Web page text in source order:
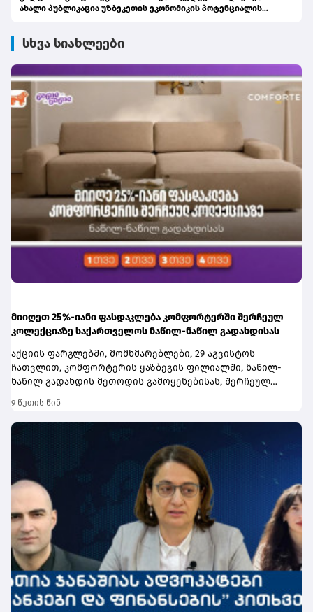
ახალი პუბლიკაცია უზბეკეთის ეკონომიკის პოტენციალის
სხვა სიახლეები
მიიღეთ 25%-იანი ფასდაკლება კომფორტერში შერჩეულ
კოლექციაზე საქართველოს ნაწილ-ნაწილ გადახდისას
აქციის ფარგლებში, მომხმარებლები, 29 აგვისტოს
ჩათვლით, კომფორტერის ყაზბეგის ფილიალში, ნაწილ-
ნაწილ გადახდის მეთოდის გამოყენებისას, შერჩეულ
გავრცელდება.ნაწილ-ნაწილ საქართველოს ბანკის
გადახდის მეთოდია, რომელიც მომხმარებლებს
დღესვე, ხოლო თანხა 4 თვეზე თანაბრად გადაანაწილონ
ისე, რომ პროდუქტის ჯამური ღირებულება არ
გაუძვირდეთ (ეფექტური 0%). ამასთანავე,
მომხმარებლებს შეუძლიათ თანხის ნაწილი გადაიხადონ
და დარჩენილი თანხა მომდევნო თვეებზე
გადაანაწილონ.ინფორმაციისთვის, შეთავაზებით
სარგებლობა შესაძლებელია მხოლოდ კომფორტერის
ყაზბეგის ფილიალში, ნაწილ-ნაწილ გადახდის მეთოდის
გამოყენებისას.
9 წუთის წინ